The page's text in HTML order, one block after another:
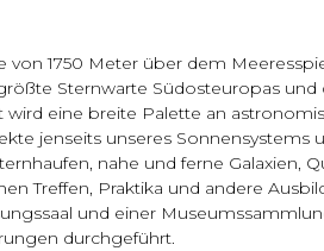
1750 Meter über dem
Sternwarte Südosteuropas und
eine breite Palette an
jenseits unseres Sonnensystems
nahe und ferne Galaxien,
Treffen, Praktika und andere
und einer
durchgeführt.